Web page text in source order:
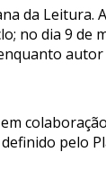
da Leitura.
no dia 9 de
pelo